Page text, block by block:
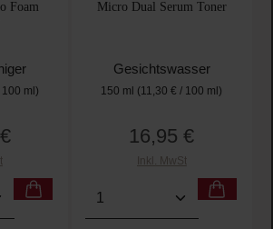
Foam
100 ml)
Preis:
Gib den gewünschten Wert ein
Micro Dual Serum Toner
Gesichtswasser
150 ml (11,30 € / 100 ml)
Regulärer Preis:
16,95 €
Inkl. MwSt
Produkt Anzahl: Gib